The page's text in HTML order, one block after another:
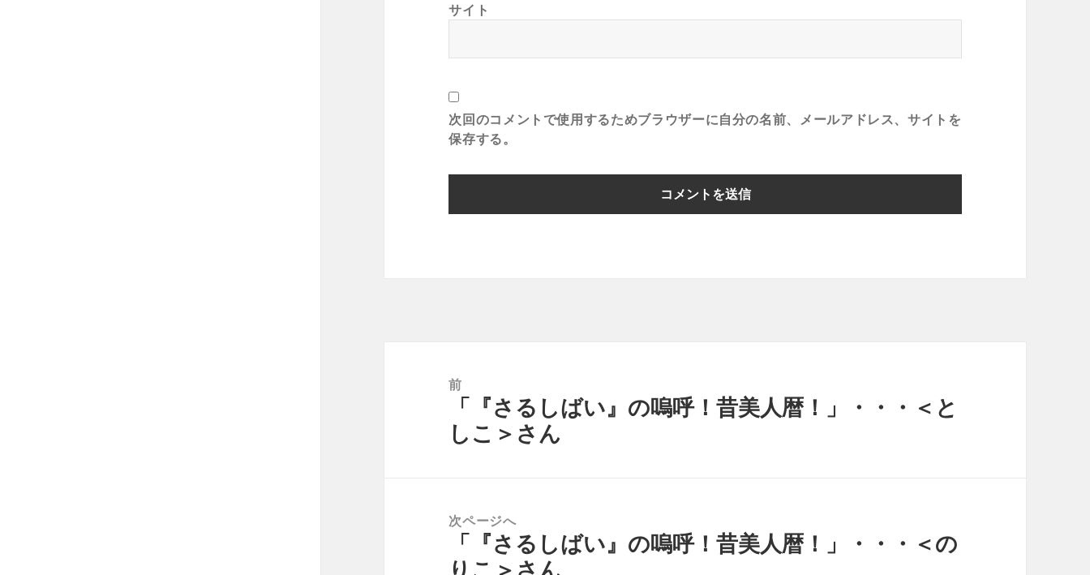
サイト
次回のコメントで使用するためブラウザーに自分の名前、メールアドレス、サイトを
保存する。
前
前
の
「『さるしばい』の嗚呼！昔美人暦！」・・・＜と
しこ＞さん
次ページへ
次
の
「『さるしばい』の嗚呼！昔美人暦！」・・・＜の
りこ＞さん